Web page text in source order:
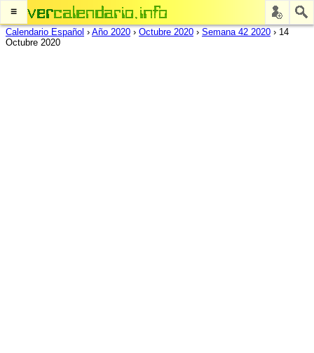
≡
Calendario Español › Año 2020 › Octubre 2020 › Semana 42 2020 › 14
Octubre 2020